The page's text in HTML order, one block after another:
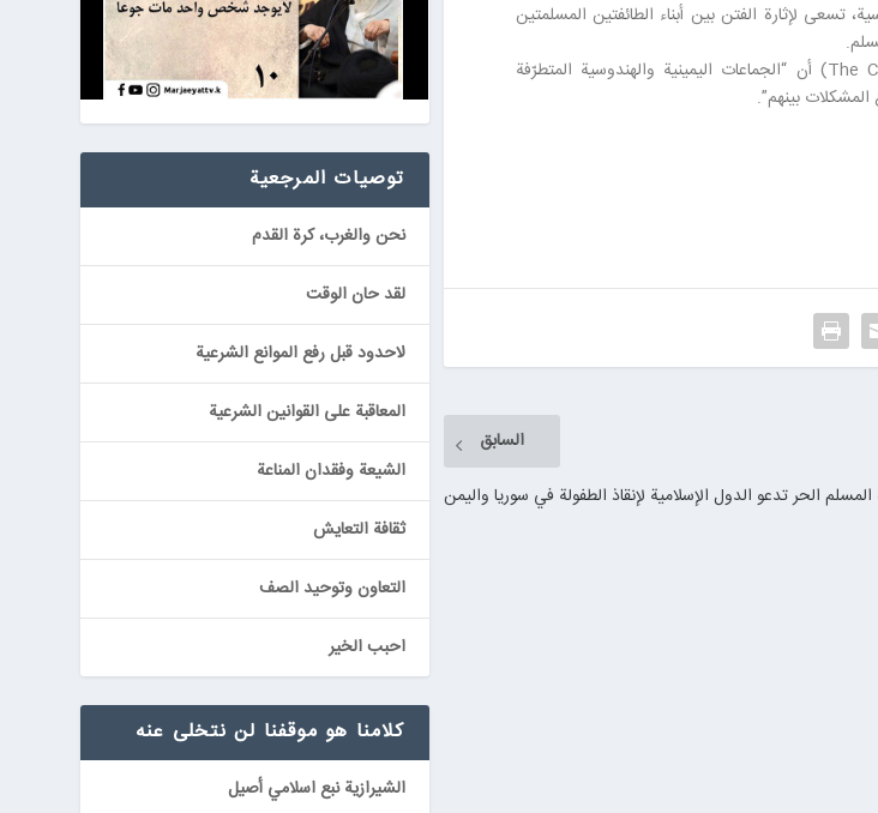
تسعى لإثارة الفتن بين أبناء الطائفتين المسلمتين
وذكرت صحف ووكالات هندية، تابعتها (وكالة أخبار الشيعة) بينها صحيفة (The Cognate) أن “الجماعات اليمينية والهندوسية المتطرّفة
بينهم”.
السابق
الحر تدعو الدول الإسلامية لإنقاذ الطفولة في سوريا واليمن
توصيات المرجعیة
نحن والغرب، كرة القدم
لقد حان الوقت
لاحدود قبل رفع الموانع الشرعية
المعاقبة على القوانين الشرعية
الشيعة وفقدان المناعة
ثقافة التعايش
التعاون وتوحيد الصف
احبب الخير
كلامنا هو موقفنا لن نتخلى عنه
الشيرازية نبع اسلامي أصيل